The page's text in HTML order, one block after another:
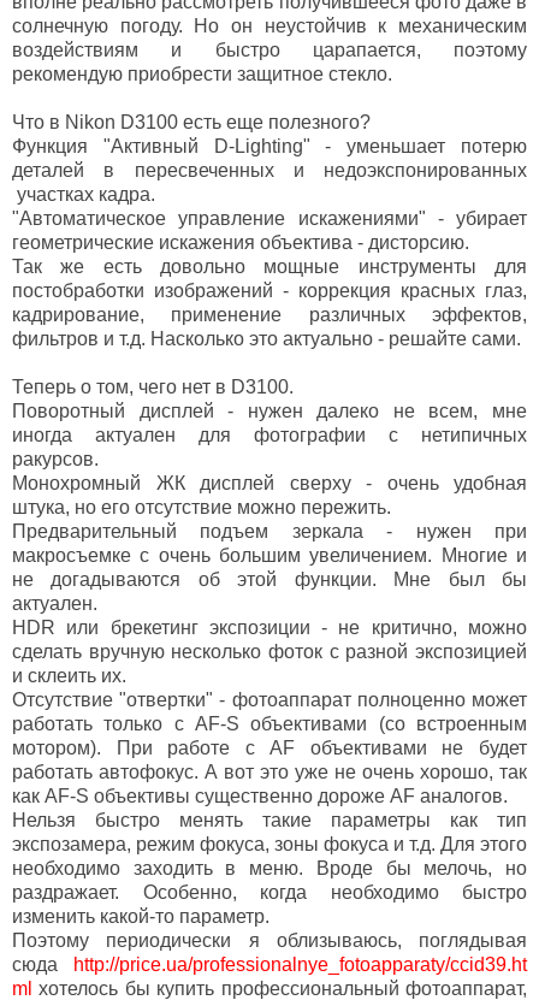
солнечную погоду. Но он неустойчив к механическим
воздействиям и быстро царапается, поэтому
рекомендую приобрести защитное стекло.
Что в Nikon D3100 есть еще полезного?
Функция "Активный D-Lighting" - уменьшает потерю
деталей в пересвеченных и недоэкспонированных
участках кадра.
"Автоматическое управление искажениями" - убирает
геометрические искажения объектива - дисторсию.
Так же есть довольно мощные инструменты для
постобработки изображений - коррекция красных глаз,
кадрирование, применение различных эффектов,
фильтров и т.д. Насколько это актуально - решайте сами.
Теперь о том, чего нет в D3100.
Поворотный дисплей - нужен далеко не всем, мне
иногда актуален для фотографии с нетипичных
ракурсов.
Монохромный ЖК дисплей сверху - очень удобная
штука, но его отсутствие можно пережить.
Предварительный подъем зеркала - нужен при
макросъемке с очень большим увеличением. Многие и
не догадываются об этой функции. Мне был бы
актуален.
HDR или брекетинг экспозиции - не критично, можно
сделать вручную несколько фоток с разной экспозицией
и склеить их.
Отсутствие "отвертки" - фотоаппарат полноценно может
работать только с AF-S объективами (со встроенным
мотором). При работе с AF объективами не будет
работать автофокус. А вот это уже не очень хорошо, так
как AF-S объективы существенно дороже AF аналогов.
Нельзя быстро менять такие параметры как тип
экспозамера, режим фокуса, зоны фокуса и т.д. Для этого
необходимо заходить в меню. Вроде бы мелочь, но
раздражает. Особенно, когда необходимо быстро
изменить какой-то параметр.
Поэтому периодически я облизываюсь, поглядывая
сюда
http://price.ua/professionalnye_fotoapparaty/ccid39.ht
ml хотелось бы купить профессиональный фотоаппарат,